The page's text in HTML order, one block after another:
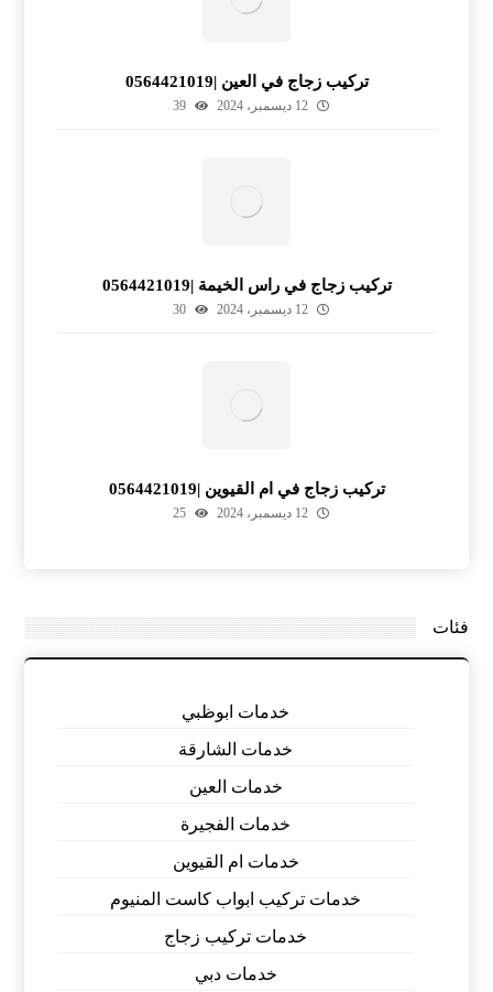
تركيب زجاج في العين |0564421019
12 ديسمبر، 2024 39
تركيب زجاج في راس الخيمة |0564421019
12 ديسمبر، 2024 30
تركيب زجاج في ام القيوين |0564421019
12 ديسمبر، 2024 25
فئات
خدمات ابوظبي
خدمات الشارقة
خدمات العين
خدمات الفجيرة
خدمات ام القيوين
خدمات تركيب ابواب كاست المنيوم
خدمات تركيب زجاج
خدمات دبي